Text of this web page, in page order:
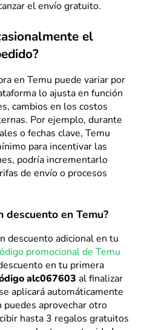
el envío gratuito.
el
en Temu puede variar por
lo ajusta en función
cambios en los costos
Por ejemplo, durante
o fechas clave, Temu
para incentivar las
podría incrementarlo
de envío o procesos
descuento en Temu?
descuento adicional en tu
promocional de Temu
en tu primera
alc067603 al finalizar
aplicará automáticamente
aprovechar otro
hasta 3 regalos gratuitos